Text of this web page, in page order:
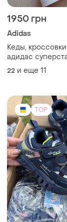
1950 грн
Adidas
Кеды,
адидас
superstar
22 и еще 11
TOP